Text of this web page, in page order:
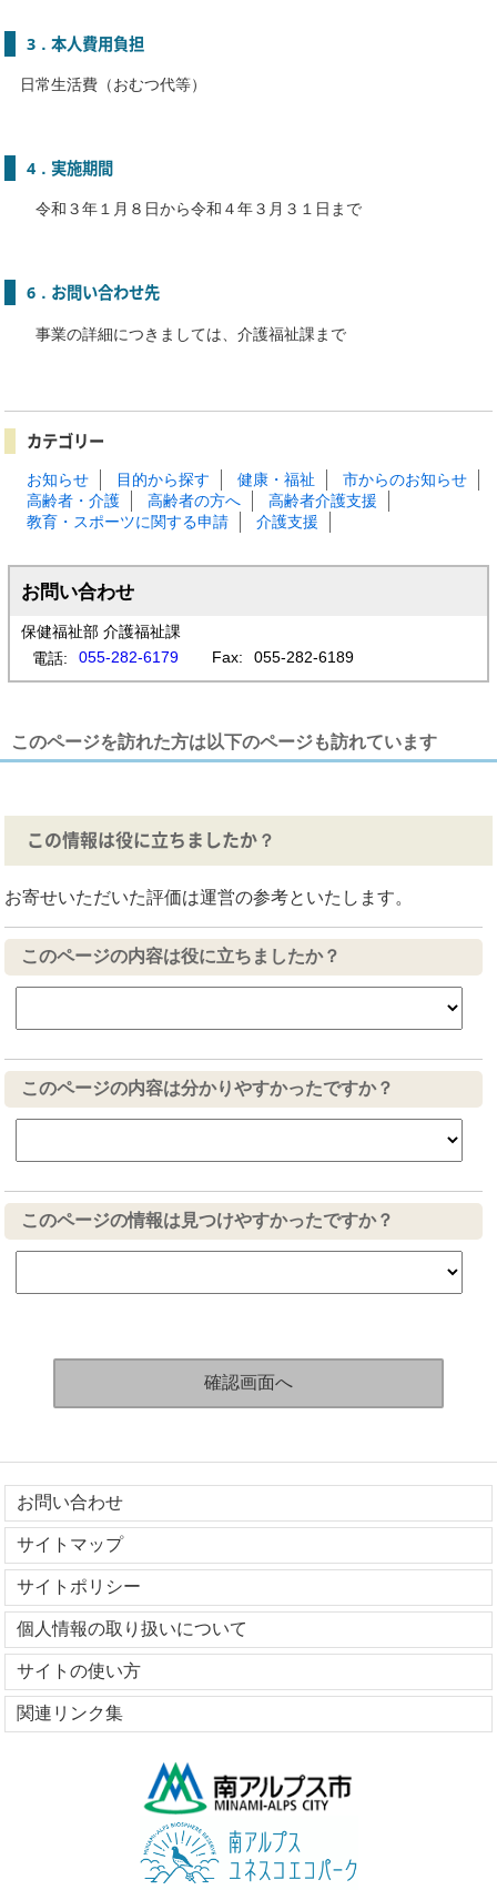
3．本人費用負担
日常生活費（おむつ代等）
4．実施期間
令和３年１月８日から令和４年３月３１日まで
6．お問い合わせ先
事業の詳細につきましては、介護福祉課まで
カテゴリー
お知らせ 目的から探す 健康・福祉
市からのお知らせ
高齢者・介護
高齢者の方へ
高齢者介護支援
教育・スポーツに関する申請
介護支援
お問い合わせ
保健福祉部 介護福祉課
電話:
055-282-6179 Fax: 055-282-6189
このページを訪れた方は以下のページも訪れています
この情報は役に立ちましたか？
お寄せいただいた評価は運営の参考といたします。
このページの内容は役に立ちましたか？
このページの内容は分かりやすかったですか？
このページの情報は見つけやすかったですか？
お問い合わせ
サイトマップ
サイトポリシー
個人情報の取り扱いについて
サイトの使い方
関連リンク集